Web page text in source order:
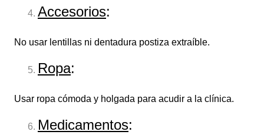
Accesorios:
No usar lentillas ni dentadura postiza extraíble.
Ropa:
Usar ropa cómoda y holgada para acudir a la clínica.
Medicamentos: